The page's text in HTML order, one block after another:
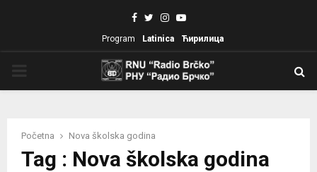
Facebook
TwitterInstagram
Youtube
Program Latinica Ћирилица
Početna Nova školska godina
Tag : Nova školska godina